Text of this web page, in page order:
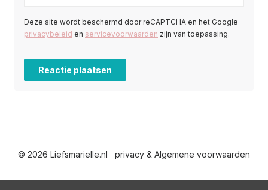
Deze site wordt beschermd door reCAPTCHA en het Google
privacybeleid en servicevoorwaarden zijn van toepassing.
© 2026 Liefsmarielle.nl privacy & Algemene voorwaarden